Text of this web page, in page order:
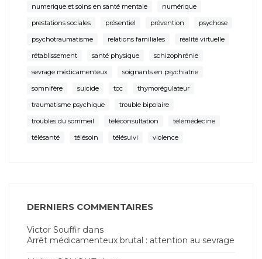
numerique et soins en santé mentale
numérique
prestations sociales
présentiel prévention
psychose
psychotraumatisme
relations familiales
réalité virtuelle
rétablissement
santé physique
schizophrénie
sevrage médicamenteux
soignants en psychiatrie
somnifère
suicide tcc
thymorégulateur
traumatisme psychique
trouble bipolaire
troubles du sommeil
téléconsultation
télémédecine
télésanté
télésoin télésuivi violence
DERNIERS COMMENTAIRES
Victor Souffir dans
Arrêt médicamenteux brutal : attention au sevrage